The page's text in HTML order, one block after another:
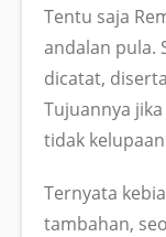
Tentu saja
andalan pula.
dicatat,
Tujuannya
tidak
Ternyata
tambahan,